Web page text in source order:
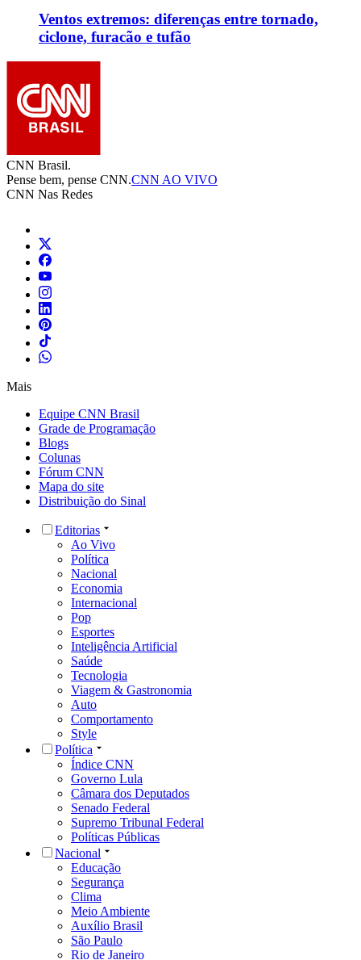
Ventos extremos: diferenças entre tornado,
ciclone, furacão e tufão
CNN Brasil.
Pense bem, pense CNN.CNN AO VIVO
CNN Nas Redes
Mais
Equipe CNN Brasil
Grade de Programação
Blogs
Colunas
Fórum CNN
Mapa do site
Distribuição do Sinal
Editorias
Ao Vivo
Política
Nacional
Economia
Internacional
Pop
Esportes
Inteligência Artificial
Saúde
Tecnologia
Viagem & Gastronomia
Auto
Comportamento
Style
Política
Índice CNN
Governo Lula
Câmara dos Deputados
Senado Federal
Supremo Tribunal Federal
Políticas Públicas
Nacional
Educação
Segurança
Clima
Meio Ambiente
Auxílio Brasil
São Paulo
Rio de Janeiro